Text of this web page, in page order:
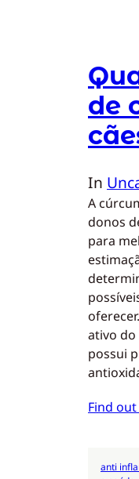
de
In
A
donos
para
ativo do
possui
Find
anti